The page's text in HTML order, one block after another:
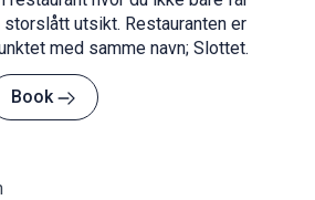
utsikt. Restauranten er
med samme navn; Slottet.
Book